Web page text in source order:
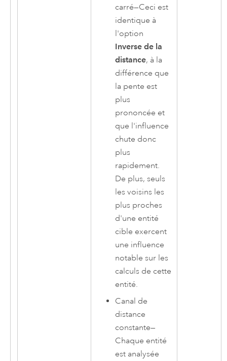
carré—Ceci est
identique à
l'option
Inverse de la
distance, à la
différence que
la pente est
plus
prononcée et
que l'influence
chute donc
plus
rapidement.
De plus, seuls
les voisins les
plus proches
d'une entité
cible exercent
une influence
notable sur les
calculs de cette
entité.
Canal de
distance
constante—
Chaque entité
est analysée